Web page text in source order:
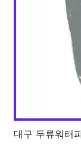
대구 두류워터